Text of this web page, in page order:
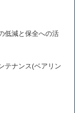
減と保全への活
ンス(ベアリン